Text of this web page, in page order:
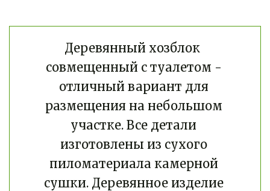
Деревянный хозблок
совмещенный с туалетом -
отличный вариант для
размещения на небольшом
участке. Все детали
изготовлены из сухого
пиломатериала камерной
сушки. Деревянное изделие